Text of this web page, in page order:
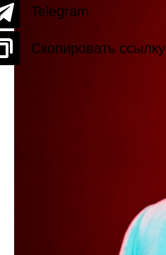
Telegram
Скопировать ссылку